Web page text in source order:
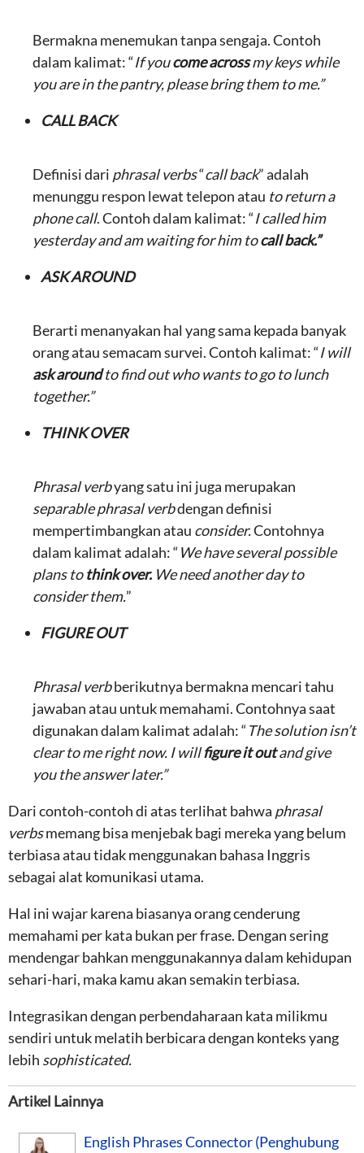
Bermakna menemukan tanpa sengaja. Contoh
dalam kalimat: “If youcome acrossmy keys while
you are in the pantry, please bring them to me.”
CALL BACK
Definisi dari phrasal verbs“call back” adalah
menunggu respon lewat telepon atau to return a
phone call. Contoh dalam kalimat: “I called him
yesterday and am waiting for him tocall back.”
ASK AROUND
Berarti menanyakan hal yang sama kepada banyak
orang atau semacam survei. Contoh kalimat: “I will
ask aroundto find out who wants to go to lunch
together.”
THINK OVER
Phrasal verbyang satu ini juga merupakan
separable phrasal verbdengan definisi
mempertimbangkan atau consider.Contohnya
dalam kalimat adalah: “We have several possible
plans tothink over. We need another day to
consider them.”
FIGURE OUT
Phrasal verbberikutnya bermakna mencari tahu
jawaban atau untuk memahami. Contohnya saat
digunakan dalam kalimat adalah: “The solution isn’t
clear to me right now. I willfigure it outand give
you the answer later.”
Dari contoh-contoh di atas terlihat bahwa phrasal
verbsmemang bisa menjebak bagi mereka yang belum
terbiasa atau tidak menggunakan bahasa Inggris
sebagai alat komunikasi utama.
Hal ini wajar karena biasanya orang cenderung
memahami per kata bukan per frase. Dengan sering
mendengar bahkan menggunakannya dalam kehidupan
sehari-hari, maka kamu akan semakin terbiasa.
Integrasikan dengan perbendaharaan kata milikmu
sendiri untuk melatih berbicara dengan konteks yang
lebih sophisticated.
Artikel Lainnya
English Phrases Connector (Penghubung